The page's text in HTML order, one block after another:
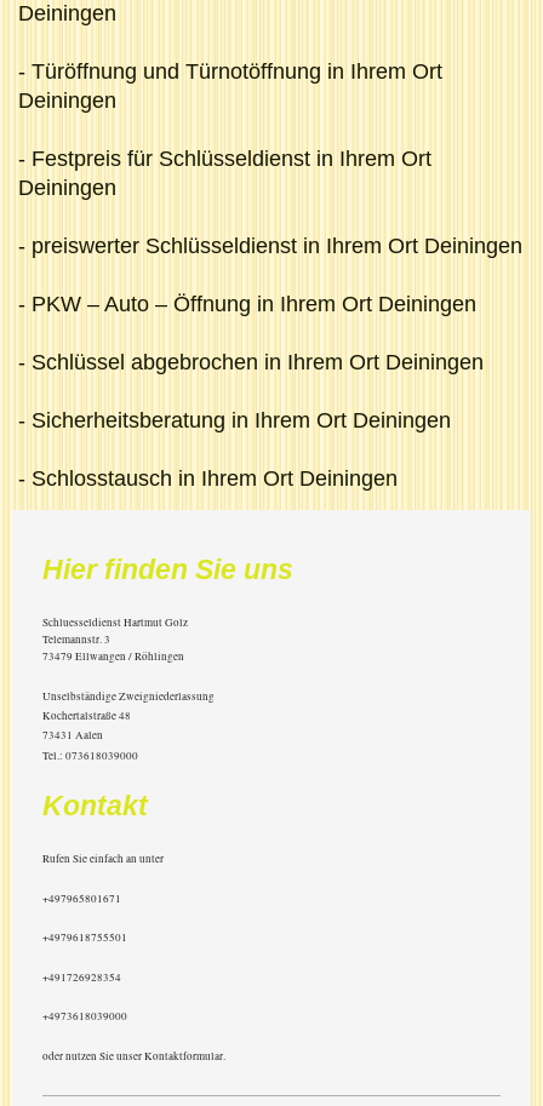
Deiningen
- Türöffnung und Türnotöffnung in Ihrem Ort
Deiningen
- Festpreis für Schlüsseldienst in Ihrem Ort
Deiningen
- preiswerter Schlüsseldienst in Ihrem Ort Deiningen
- PKW – Auto – Öffnung in Ihrem Ort Deiningen
- Schlüssel abgebrochen in Ihrem Ort Deiningen
- Sicherheitsberatung in Ihrem Ort Deiningen
- Schlosstausch in Ihrem Ort Deiningen
Hier finden Sie uns
Schluesseldienst Hartmut Golz
Telemannstr.3
73479Ellwangen / Röhlingen
Unselbständige Zweigniederlassung
Kochertalstraße 48
73431 Aalen
Tel.: 073618039000
Kontakt
Rufen Sie einfach an unter
+497965801671
+4979618755501
+491726928354
+4973618039000
oder nutzen Sie unser Kontaktformular.